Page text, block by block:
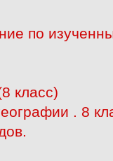
по
класс)
. 8